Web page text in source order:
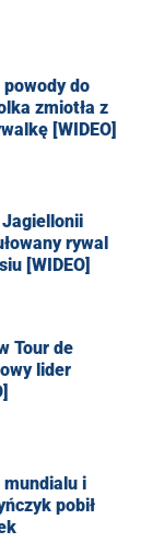
do
zmiotła z
[WIDEO]
rywal
[WIDEO]
Tour de
lider
mundialu i
pobił